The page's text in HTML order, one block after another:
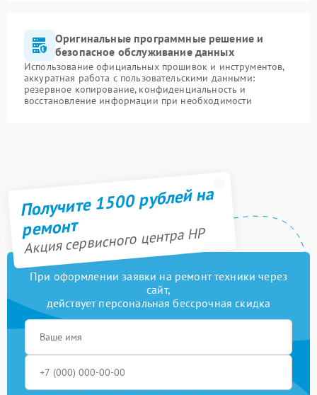
Оригинальные программные решение и
безопасное обслуживание данных
Использование официальных прошивок и инструментов,
аккуратная работа с пользовательскими данными:
резервное копирование, конфиденциальность и
восстановление информации при необходимости
Получите 1500 рублей на
ремонт
Акция сервисного центра HP
При оформлении заявки на ремонт техники через
сайт,
действует персональная бессрочная скидка